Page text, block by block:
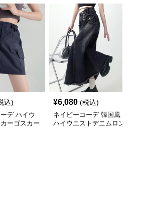
込)
デ ハイウ
ーゴスカー
¥6,080 (税込)
ネイビーコーデ 韓国風
ハイウエストデニムロン